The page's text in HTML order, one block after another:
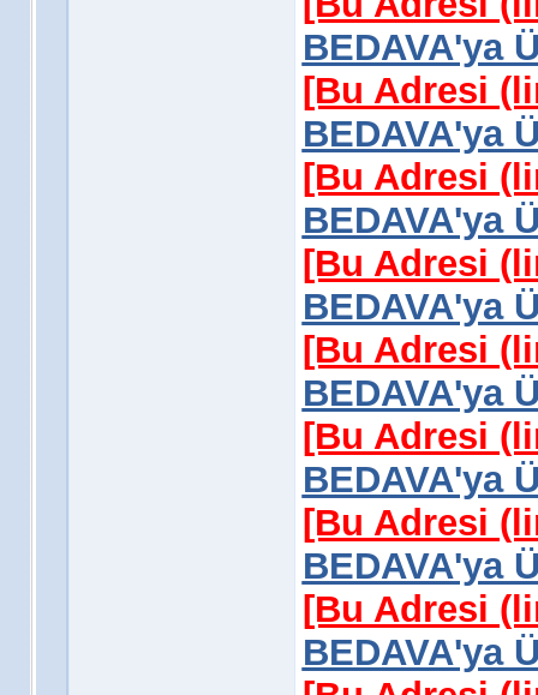
BEDAVA'ya
[Bu Adresi
BEDAVA'ya
[Bu Adresi
BEDAVA'ya
[Bu Adresi
BEDAVA'ya
[Bu Adresi
BEDAVA'ya
[Bu Adresi
BEDAVA'ya
[Bu Adresi
BEDAVA'ya
[Bu Adresi
BEDAVA'ya